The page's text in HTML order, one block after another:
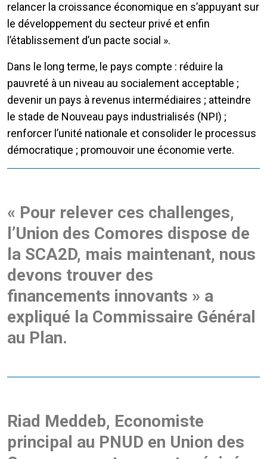
relancer la croissance économique en s’appuyant sur
le développement du secteur privé et enfin
l’établissement d’un pacte social ».
Dans le long terme, le pays compte : réduire la
pauvreté à un niveau au socialement acceptable ;
devenir un pays à revenus intermédiaires ; atteindre
le stade de Nouveau pays industrialisés (NPI) ;
renforcer l’unité nationale et consolider le processus
démocratique ; promouvoir une économie verte.
« Pour relever ces challenges,
l’Union des Comores dispose de
la SCA2D, mais maintenant, nous
devons trouver des
financements innovants » a
expliqué la Commissaire Général
au Plan.
Riad Meddeb, Economiste
principal au PNUD en Union des